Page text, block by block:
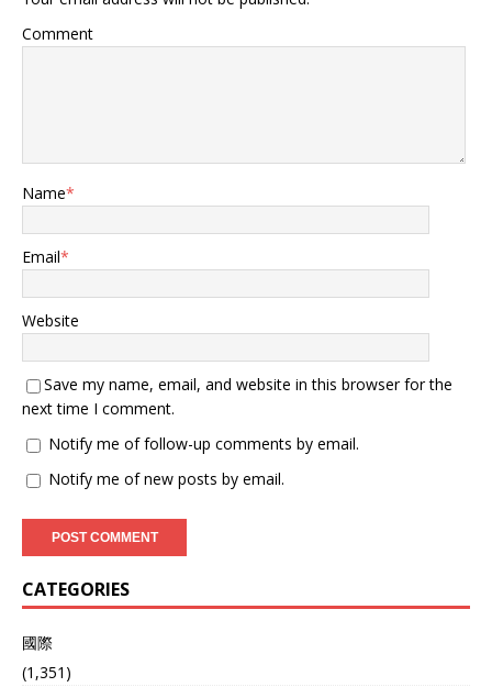
Comment
Name*
Email*
Website
Save my name, email, and website in this browser for the
next time I comment.
Notify me of follow-up comments by email.
Notify me of new posts by email.
CATEGORIES
國際
(1,351)